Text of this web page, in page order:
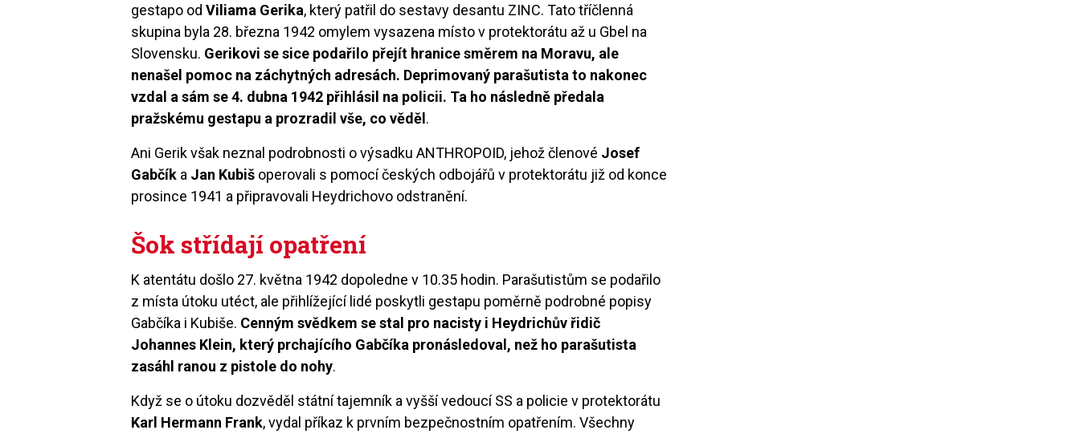
gestapo odViliama Gerika, který patřil do sestavy desantu ZINC. Tato tříčlenná
skupina byla 28. března 1942 omylem vysazena místo v protektorátu až u Gbel na
Slovensku. Gerikovi se sice podařilo přejít hranice směrem na Moravu, ale
nenašel pomoc na záchytných adresách. Deprimovaný parašutista to nakonec
vzdal a sám se 4. dubna 1942 přihlásil na policii. Ta ho následně předala
pražskému gestapu a prozradil vše, co věděl .
Ani Gerik však neznal podrobnosti o výsadku ANTHROPOID, jehož členové Josef
Gabčík a Jan Kubiš operovali s pomocí českých odbojářů v protektorátu již od konce
prosince 1941 a připravovali Heydrichovo odstranění.
Šok střídají opatření
K atentátu došlo 27. května 1942 dopoledne v 10.35 hodin. Parašutistům se podařilo
z místa útoku utéct, ale přihlížející lidé poskytli gestapu poměrně podrobné popisy
Gabčíka i Kubiše. Cenným svědkem se stal pro nacisty i Heydrichův řidič
Johannes Klein, který prchajícího Gabčíka pronásledoval, než ho parašutista
zasáhl ranou z pistole do nohy.
Když se o útoku dozvěděl státní tajemník a vyšší vedoucí SS a policie v protektorátu
Karl Hermann Frank, vydal příkaz k prvním bezpečnostním opatřením. Všechny